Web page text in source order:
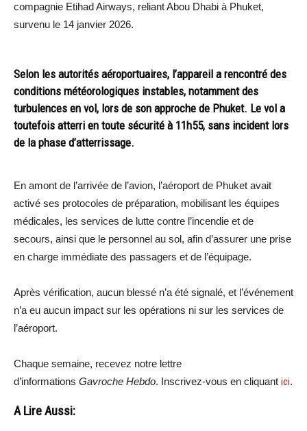
compagnie Etihad Airways, reliant Abou Dhabi à Phuket,
survenu le 14 janvier 2026.
Selon les autorités aéroportuaires, l’appareil a rencontré des
conditions météorologiques instables, notamment des
turbulences en vol, lors de son approche de Phuket. Le vol a
toutefois atterri en toute sécurité à 11h55, sans incident lors
de la phase d’atterrissage.
En amont de l’arrivée de l’avion, l’aéroport de Phuket avait
activé ses protocoles de préparation, mobilisant les équipes
médicales, les services de lutte contre l’incendie et de
secours, ainsi que le personnel au sol, afin d’assurer une prise
en charge immédiate des passagers et de l’équipage.
Après vérification, aucun blessé n’a été signalé, et l’événement
n’a eu aucun impact sur les opérations ni sur les services de
l’aéroport.
Chaque semaine, recevez notre lettre
d’informations Gavroche Hebdo. Inscrivez-vous en cliquant ici.
A Lire Aussi: